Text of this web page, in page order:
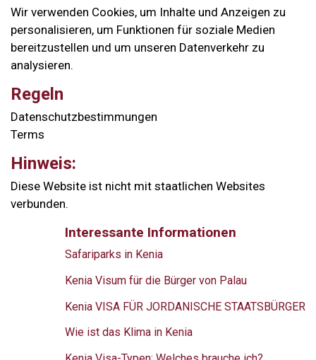
Wir verwenden Cookies, um Inhalte und Anzeigen zu
personalisieren, um Funktionen für soziale Medien
bereitzustellen und um unseren Datenverkehr zu
analysieren.
Regeln
Datenschutzbestimmungen
Terms
Hinweis:
Diese Website ist nicht mit staatlichen Websites
verbunden.
Interessante Informationen
Safariparks in Kenia
Kenia Visum für die Bürger von Palau
Kenia VISA FÜR JORDANISCHE STAATSBÜRGER
Wie ist das Klima in Kenia